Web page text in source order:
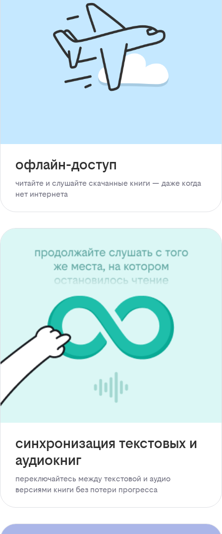
офлайн-доступ
читайте и слушайте скачанные книги — даже когда
нет интернета
синхронизация текстовых и
аудиокниг
переключайтесь между текстовой и аудио
версиями книги без потери прогресса